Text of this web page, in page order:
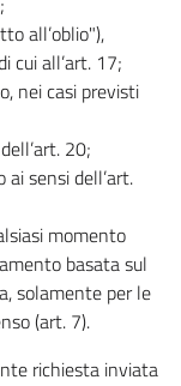
all’oblio"),
cui all’art. 17;
nei casi previsti
20;
sensi dell’art.
momento
basata sul
solamente per le
(art. 7).
richiesta inviata